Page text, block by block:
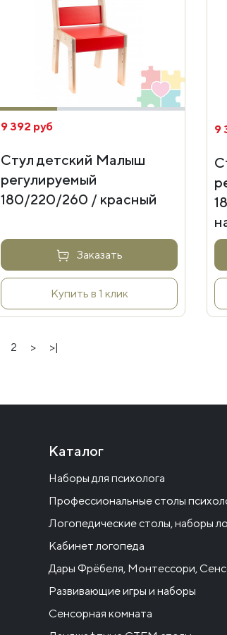
9 392 руб
Стул детский Малыш
регулируемый
180/220/260 / красный
Заказать
Купить в 1 клик
9
2 > >|
Каталог
Наборы для психолога
Профессиональные столы
Логопедические столы, наборы
Кабинет логопеда
Дары Фрёбеля, Монтессори,
Развивающие игры и наборы
Сенсорная комната